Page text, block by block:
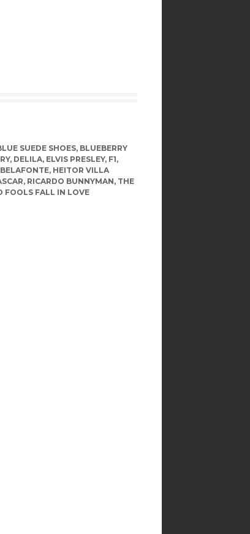
SUEDE SHOES, BLUEBERRY
, DELILA, ELVIS PRESLEY, F1,
, HEITOR VILLA
, RICARDO BUNNYMAN, THE
FOOLS FALL IN LOVE